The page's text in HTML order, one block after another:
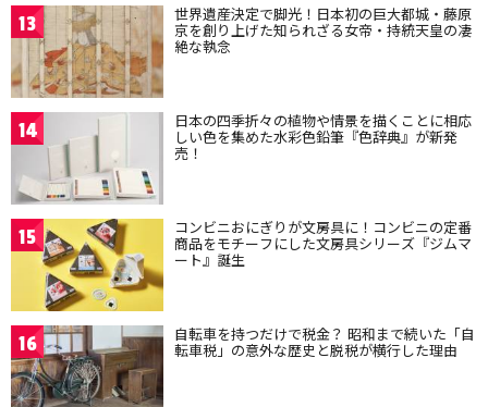
13 世界遺産決定で脚光！日本初の巨大都城・藤原
京を創り上げた知られざる女帝・持統天皇の凄
絶な執念
14 日本の四季折々の植物や情景を描くことに相応
しい色を集めた水彩色鉛筆『色辞典』が新発
売！
15 コンビニおにぎりが文房具に！コンビニの定番
商品をモチーフにした文房具シリーズ『ジムマ
ート』誕生
16 自転車を持つだけで税金？ 昭和まで続いた「自
転車税」の意外な歴史と脱税が横行した理由